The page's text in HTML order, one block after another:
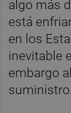
algo más
está
en los
inevitable
embargo
suministro.